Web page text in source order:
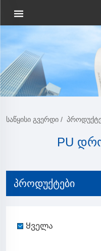
ᲡᲐᲬᲧᲘᲡᲘ ᲒᲕᲔᲠᲓᲘ /
PU
ᲞᲠᲝᲓᲣᲥᲢᲔᲑᲘ
Ყველა